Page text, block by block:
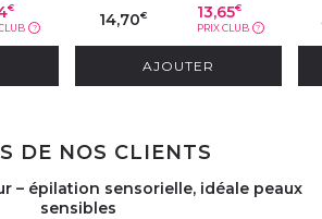
€
? 14,70€ 13,65€
PRIX CLUB ?
AJOUTER
DE NOS CLIENTS
– épilation sensorielle, idéale peaux
sensibles